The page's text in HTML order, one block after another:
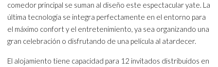
comedor principal se suman al diseño este espectacular yate. La
última tecnología se integra perfectamente en el entorno para
el máximo confort y el entretenimiento, ya sea organizando una
gran celebración o disfrutando de una película al atardecer.
El alojamiento tiene capacidad para 12 invitados distribuidos en